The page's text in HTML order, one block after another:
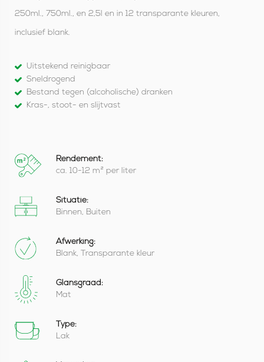
250ml., 750ml., en 2,5l en in 12 transparante kleuren,
inclusief blank.
Uitstekend reinigbaar
Sneldrogend
Bestand tegen (alcoholische) dranken
Kras-, stoot- en slijtvast
Rendement:
ca. 10-12 m² per liter
Situatie:
Binnen, Buiten
Afwerking:
Blank, Transparante kleur
Glansgraad:
Mat
Type:
Lak